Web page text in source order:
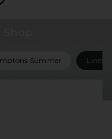
Summer Linen